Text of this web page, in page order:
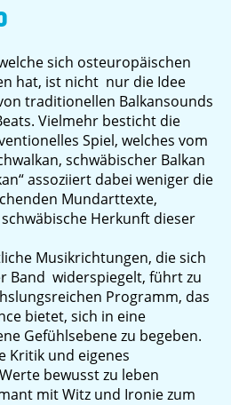
sich osteuropäischen
hat, ist nicht nur die Idee
traditionellen Balkansounds
Vielmehr besticht die
Spiel, welches vom
schwäbischer Balkan
assoziiert dabei weniger die
Mundarttexte,
Herkunft dieser
Musikrichtungen, die sich
Band widerspiegelt, führt zu
Programm, das
bietet, sich in eine
Gefühlsebene zu begeben.
Kritik und eigenes
bewusst zu leben
mit Witz und Ironie zum